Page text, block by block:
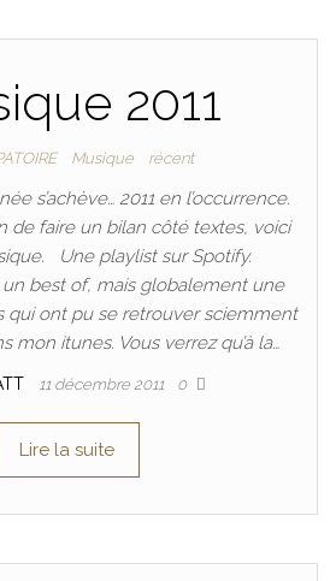
2011
Musique récent
s’achève… 2011 en l’occurrence.
de faire un bilan côté textes, voici
Une playlist sur Spotify.
best of, mais globalement une
qui ont pu se retrouver sciemment
mon itunes. Vous verrez qu’à la…
11 décembre 2011 0
Lire la suite